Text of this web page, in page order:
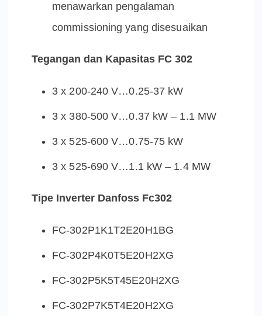
menawarkan pengalaman
commissioning yang disesuaikan
Tegangan dan Kapasitas FC 302
3 x 200-240 V…0.25-37 kW
3 x 380-500 V…0.37 kW – 1.1 MW
3 x 525-600 V…0.75-75 kW
3 x 525-690 V…1.1 kW – 1.4 MW
Tipe Inverter Danfoss Fc302
FC-302P1K1T2E20H1BG
FC-302P4K0T5E20H2XG
FC-302P5K5T45E20H2XG
FC-302P7K5T4E20H2XG